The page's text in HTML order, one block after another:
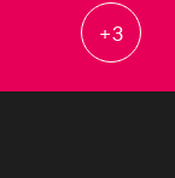
+3